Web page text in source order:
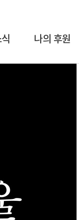
나의 후원